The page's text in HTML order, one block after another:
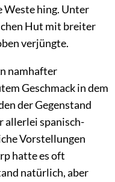
hing. Unter
Hut mit breiter
verjüngte.
namhafter
Geschmack in dem
der Gegenstand
allerlei spanisch-
Vorstellungen
hatte es oft
natürlich, aber